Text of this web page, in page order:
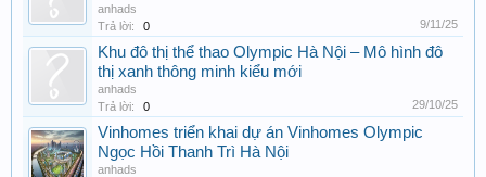
anhads
Trả lời:
0 9/11/25
Khu đô thị thể thao Olympic Hà Nội – Mô hình đô
thị xanh thông minh kiểu mới
anhads
Trả lời:
0 29/10/25
Vinhomes triển khai dự án Vinhomes Olympic
Ngọc Hồi Thanh Trì Hà Nội
anhads